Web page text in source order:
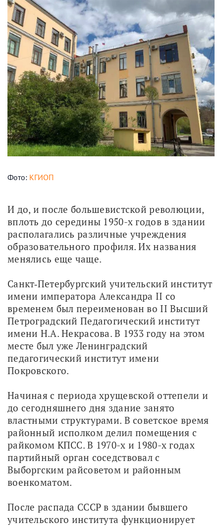
Фото: КГИОП
И до, и после большевистской революции,
вплоть до середины 1950-х годов в здании
располагались различные учреждения
образовательного профиля. Их названия
менялись еще чаще.
Санкт‑Петербургский учительский институт
имени императора Александра II со
временем был переименован во II Высший
Петроградский Педагогический институт
имени Н.А. Некрасова. В 1933 году на этом
месте был уже Ленинградский
педагогический институт имени
Покровского.
Начиная с периода хрущевской оттепели и
до сегодняшнего дня здание занято
властными структурами. В советское время
районный исполком делил помещения с
райкомом КПСС. В 1970-х и 1980-х годах
партийный орган соседствовал с
Выборгским райсоветом и районным
военкоматом.
После распада СССР в здании бывшего
учительского института функционирует